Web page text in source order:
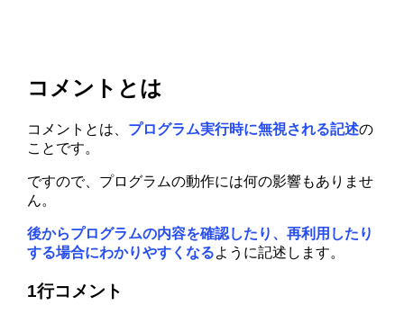
コメントとは
コメントとは、 プログラム実行時に無視される記述の
ことです。
ですので、プログラムの動作には何の影響もありませ
ん。
後からプログラムの内容を確認したり、再利用したり
する場合にわかりやすくなるように記述します。
1行コメント